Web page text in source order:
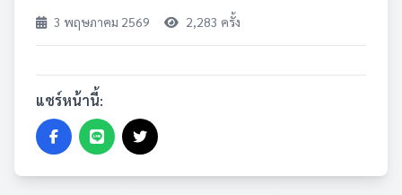
3 พฤษภาคม 2569 2,283 ครั้ง
แชร์หน้านี้: